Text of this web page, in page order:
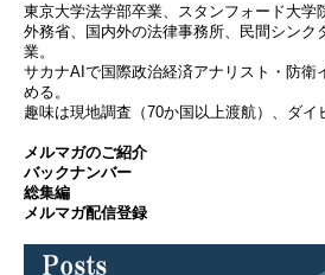
東京大学法学部卒業、スタンフォード大学
外務省、国内外の法律事務所、民間シンク
業。
サカナAIで国際政治経済アナリスト・防衛
める。
趣味は現地調査（70か国以上渡航）、ダイ
メルマガのご紹介
バックナンバー
総集編
メルマガ配信登録